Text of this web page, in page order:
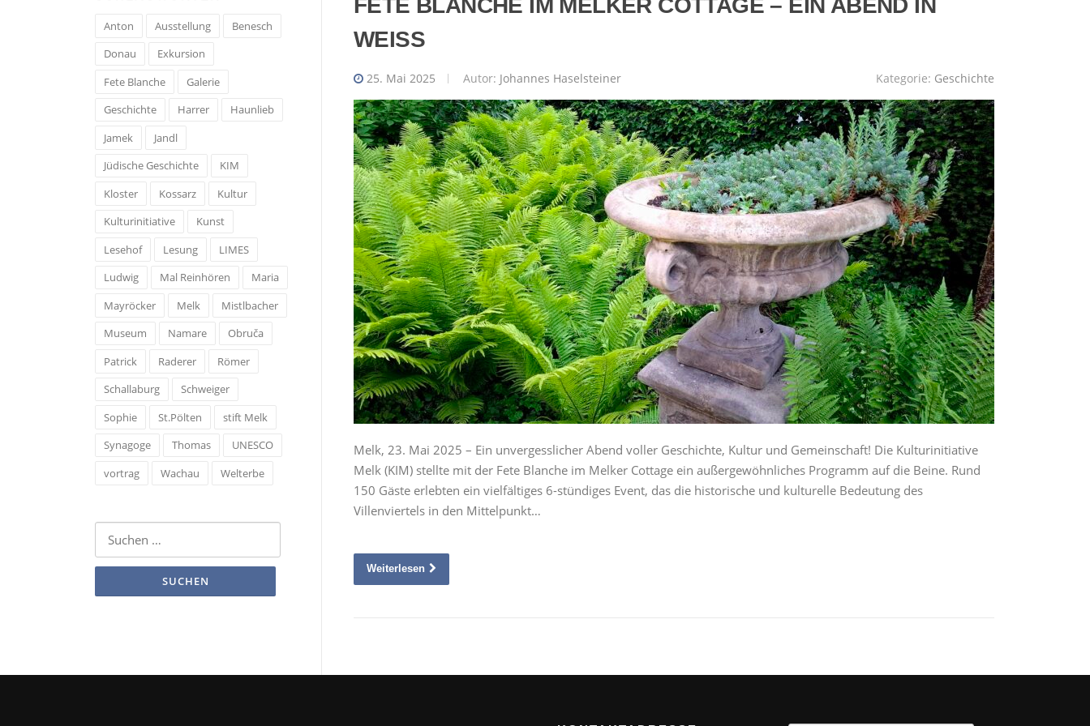
FETE BLANCHE IM MELKER COTTAGE – EIN ABEND IN
WEISS
25. Mai 2025 Autor: Johannes Haselsteiner Kategorie: Geschichte
Melk, 23. Mai 2025 – Ein unvergesslicher Abend voller Geschichte, Kultur und Gemeinschaft! Die Kulturinitiative
Melk (KIM) stellte mit der Fete Blanche im Melker Cottage ein außergewöhnliches Programm auf die Beine. Rund
150 Gäste erlebten ein vielfältiges 6-stündiges Event, das die historische und kulturelle Bedeutung des
Villenviertels in den Mittelpunkt…
Weiterlesen
Anton Ausstellung
Benesch
Donau
Exkursion
Fete Blanche
Galerie
Geschichte
Harrer
Haunlieb
Jamek
Jandl
Jüdische Geschichte
KIM
Kloster
Kossarz
Kultur
Kulturinitiative
Kunst
Lesehof
Lesung
LIMES
Ludwig
Mal Reinhören
Maria
Mayröcker
Melk
Mistlbacher
Museum
Namare
Obruča
Patrick
Raderer
Römer
Schallaburg
Schweiger
Sophie
St.Pölten
stift Melk
Synagoge
Thomas
UNESCO
vortrag
Wachau Welterbe